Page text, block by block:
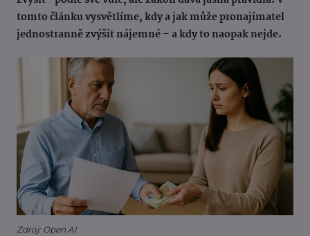
tomto článku vysvětlíme, kdy a jak může pronajímatel
jednostranně zvýšit nájemné – a kdy to naopak nejde.
Zdroj: Open AI